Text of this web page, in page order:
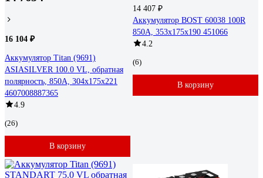
16 104 ₽
Аккумулятор Titan (9691)
ASIASILVER 100.0 VL, обратная
полярность, 850А, 304x175x221
4607008887365
4.9
(26)
В корзину
14 407 ₽
Аккумулятор BOST 60038 100R
850A, 353x175x190 451066
4.2
(6)
В корзину